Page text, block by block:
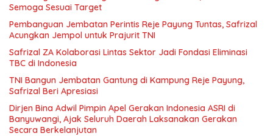
Semoga Sesuai Target
Pembanguan Jembatan Perintis Reje Payung Tuntas, Safrizal
Acungkan Jempol untuk Prajurit TNI
Safrizal ZA Kolaborasi Lintas Sektor Jadi Fondasi Eliminasi
TBC di Indonesia
TNI Bangun Jembatan Gantung di Kampung Reje Payung,
Safrizal Beri Apresiasi
Dirjen Bina Adwil Pimpin Apel Gerakan Indonesia ASRI di
Banyuwangi, Ajak Seluruh Daerah Laksanakan Gerakan
Secara Berkelanjutan